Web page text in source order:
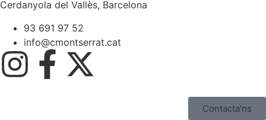
Cerdanyola del Vallès, Barcelona
93 691 97 52
info@cmontserrat.cat
Contacta'ns